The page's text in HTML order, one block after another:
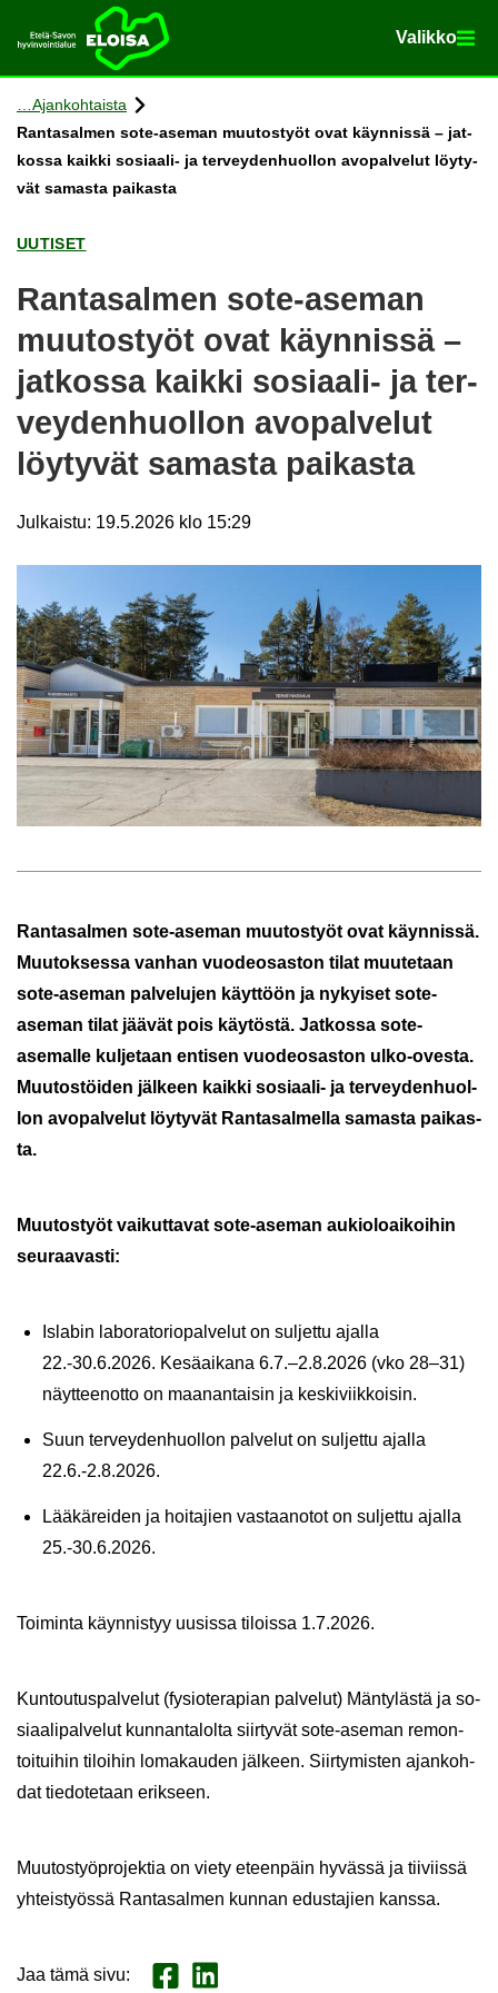
Etusi­vu Va­lik­ko
Va­lik­ko
Siir­ry si­säl­töön
Ajan­koh­tais­ta
Ran­ta­sal­men sote-​aseman muu­tos­työt ovat käyn­nis­sä – jat­
kos­sa kaik­ki sosiaali-​ ja ter­vey­den­huol­lon avo­pal­ve­lut löy­ty­
vät sa­mas­ta pai­kas­ta
UU­TI­SET
Ran­ta­sal­men sote-​aseman
muu­tos­työt ovat käyn­nis­sä –
jat­kos­sa kaik­ki sosiaali-​ ja ter­
vey­den­huol­lon avo­pal­ve­lut
löy­ty­vät sa­mas­ta pai­kas­ta
Julkaistu: 19.5.2026 klo 15:29
Ran­ta­sal­men sote-​aseman muu­tos­työt ovat käyn­nis­sä.
Muu­tok­ses­sa van­han vuo­deo­sas­ton tilat muu­te­taan
sote-​aseman pal­ve­lu­jen käyt­töön ja ny­kyi­set sote-​
aseman tilat jää­vät pois käy­tös­tä. Jat­kos­sa sote-​
asemalle kul­je­taan en­ti­sen vuo­deo­sas­ton ulko-​ovesta.
Muu­tos­töi­den jäl­keen kaik­ki sosiaali-​ ja ter­vey­den­huol­
lon avo­pal­ve­lut löy­ty­vät Ran­ta­sal­mel­la sa­mas­ta pai­kas­
ta.
Muu­tos­työt vai­kut­ta­vat sote-​aseman au­kio­loai­koi­hin
seu­raa­vas­ti:
Is­la­bin la­bo­ra­to­rio­pal­ve­lut on sul­jet­tu ajal­la
22.-30.6.2026. Ke­sä­ai­ka­na 6.7.–2.8.2026 (vko 28–31)
näyt­teen­ot­to on maa­nan­tai­sin ja kes­ki­viik­koi­sin.
Suun ter­vey­den­huol­lon pal­ve­lut on sul­jet­tu ajal­la
22.6.-2.8.2026.
Lää­kä­rei­den ja hoi­ta­jien vas­taa­no­tot on sul­jet­tu ajal­la
25.-30.6.2026.
Toi­min­ta käyn­nis­tyy uusis­sa ti­lois­sa 1.7.2026.
Kun­tou­tus­pal­ve­lut (fy­sio­te­ra­pian pal­ve­lut) Män­ty­läs­tä ja so­
si­aa­li­pal­ve­lut kun­nan­ta­lol­ta siir­ty­vät sote-​aseman re­mon­
toi­tui­hin ti­loi­hin lo­ma­kau­den jäl­keen. Siir­ty­mis­ten ajan­koh­
dat tie­do­te­taan erik­seen.
Muu­tos­työ­pro­jek­tia on viety eteen­päin hy­väs­sä ja tii­viis­sä
yh­teis­työs­sä Ran­ta­sal­men kun­nan edus­ta­jien kans­sa.
Jaa tämä sivu: Jaa Face­book
Jaa Lin­ke­dI­nis­sä